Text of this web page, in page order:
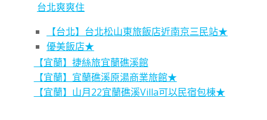
台北爽爽住
【台北】台北松山東旅飯店近南京三民站★
優美飯店★
【宜蘭】捷絲旅宜蘭礁溪館
【宜蘭】宜蘭礁溪原湯商業旅館★
【宜蘭】山月22宜蘭礁溪Villa可以民宿包棟★